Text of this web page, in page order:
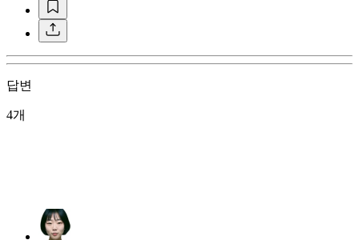
답변
4개